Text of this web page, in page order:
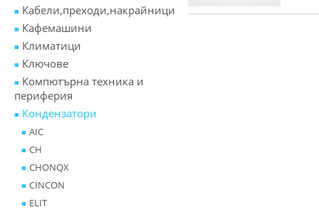
Кабели,преходи,накрайници
Кафемашини
Климатици
Ключове
Компютърна техника и
периферия
Кондензатори
AIC
CH
CHONQX
CINCON
ELIT